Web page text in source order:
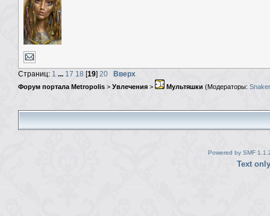
Страниц: 1 ... 17 18 [19] 20 Вверх
Форум портала Metropolis > Увлечения > Мультяшки (Модераторы: Snaker
Powered by SMF
Text